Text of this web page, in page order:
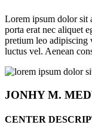
Lorem ipsum dolor sit
porta erat nec aliquet
pretium leo adipiscing
luctus vel. Aenean
JONHYM.
CENTER